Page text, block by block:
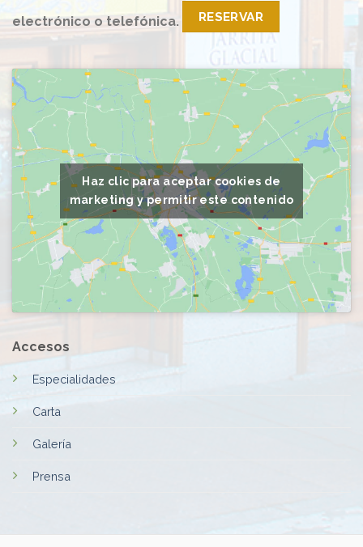
Haz clic para aceptar cookies de
marketing y permitir este contenido
Accesos
Especialidades
Carta
Galería
Prensa
electrónico o telefónica. RESERVAR